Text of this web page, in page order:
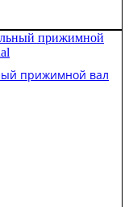
прижимной вал